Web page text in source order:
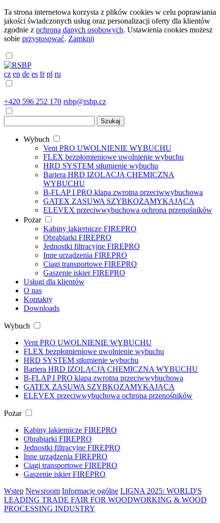
Ta strona internetowa korzysta z plików cookies w celu poprawiania
jakości świadczonych usług oraz personalizacji oferty dla klientów
zgodnie z ochroną danych osobowych. Ustawienia cookies możesz
sobie przystosować. Zamknij
cz en de es fr pl ru
+420 596 252 170 rsbp@rsbp.cz
Wybuch
Vent PRO UWOLNIENIE WYBUCHU
FLEX bezpłomieniowe uwolnienie wybuchu
HRD SYSTEM stłumienie wybuchu
Bariera HRD IZOLACJA CHEMICZNA
WYBUCHU
B-FLAP I PRO klapa zwrotna przeciwwybuchowa
GATEX ZASUWA SZYBKOZAMYKAJĄCA
ELEVEX przeciwwybuchowa ochrona przenośników
Pożar
Kabiny lakiernicze FIREPRO
Obrabiarki FIREPRO
Jednostki filtracyjne FIREPRO
Inne urządzenia FIREPRO
Ciągi transportowe FIREPRO
Gaszenie iskier FIREPRO
Usługi dla klientów
O nas
Kontakty
Downloads
Wybuch
Vent PRO UWOLNIENIE WYBUCHU
FLEX bezpłomieniowe uwolnienie wybuchu
HRD SYSTEM stłumienie wybuchu
Bariera HRD IZOLACJA CHEMICZNA WYBUCHU
B-FLAP I PRO klapa zwrotna przeciwwybuchowa
GATEX ZASUWA SZYBKOZAMYKAJĄCA
ELEVEX przeciwwybuchowa ochrona przenośników
Pożar
Kabiny lakiernicze FIREPRO
Obrabiarki FIREPRO
Jednostki filtracyjne FIREPRO
Inne urządzenia FIREPRO
Ciągi transportowe FIREPRO
Gaszenie iskier FIREPRO
Wstęp Newsroom Informacje ogólne LIGNA 2025: WORLD'S
LEADING TRADE FAIR FOR WOODWORKING & WOOD
PROCESSING INDUSTRY